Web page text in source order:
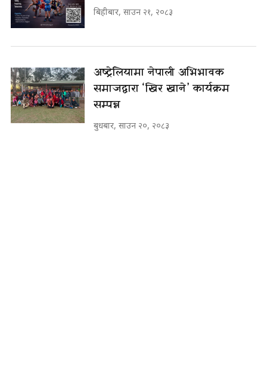
बिहीबार, साउन २१, २०८३
अष्ट्रेलियामा नेपाली अभिभावक
समाजद्वारा ‘खिर खाने’ कार्यक्रम
सम्पन्न
बुधबार, साउन २०, २०८३